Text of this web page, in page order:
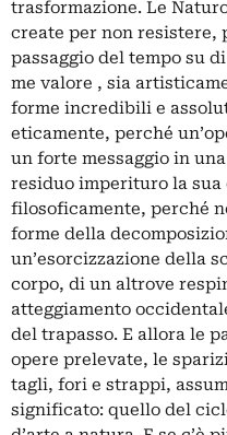
trasformazione. Le
create per non resistere,
passaggio del tempo su
me valore , sia
forme incredibili e
eticamente, perché
un forte messaggio in
residuo imperituro la sua
filosoficamente, perché
forme della
un’esorcizzazione della
corpo, di un altrove
atteggiamento
del trapasso. E allora le
opere prelevate, le
tagli, fori e strappi,
significato: quello del